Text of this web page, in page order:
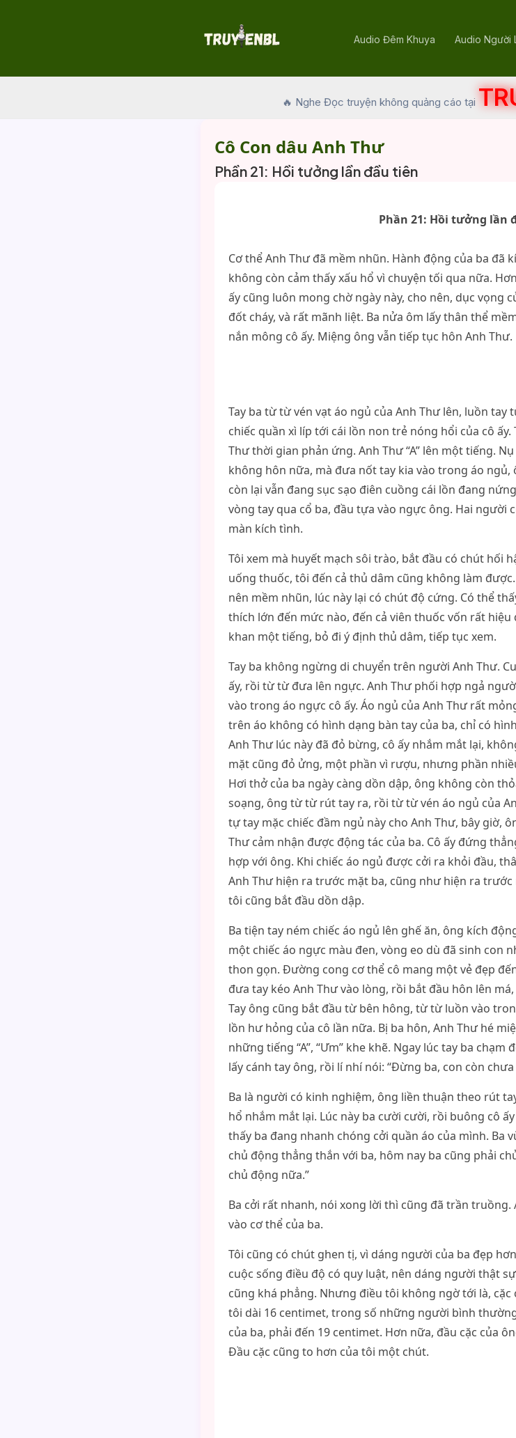
Audio Đêm Khuya Audio Người
🔥 Nghe Đọc truyện không quảng cáo tại
Cô Con dâu Anh Thư
Phần 21: Hồi tưởng lần đầu tiên
Phần 21: Hồi tưởng lần
Cơ thể Anh Thư đã mềm nhũn. Hành động của ba đã
không còn cảm thấy xấu hổ vì chuyện tối qua nữa.
ấy cũng luôn mong chờ ngày này, cho nên, dục vọng
đốt cháy, và rất mãnh liệt. Ba nửa ôm lấy thân thể
nắn mông cô ấy. Miệng ông vẫn tiếp tục hôn Anh Thư.
Tay ba từ từ vén vạt áo ngủ của Anh Thư lên, luồn
chiếc quần xì líp tới cái lồn non trẻ nóng hổi của cô
Thư thời gian phản ứng. Anh Thư “A” lên một tiếng.
không hôn nữa, mà đưa nốt tay kia vào trong áo
còn lại vẫn đang sục sạo điên cuồng cái lồn đang
vòng tay qua cổ ba, đầu tựa vào ngực ông. Hai người
màn kích tình.
Tôi xem mà huyết mạch sôi trào, bắt đầu có chút hối
uống thuốc, tôi đến cả thủ dâm cũng không làm
nên mềm nhũn, lúc này lại có chút độ cứng. Có thể
thích lớn đến mức nào, đến cả viên thuốc vốn rất
khan một tiếng, bỏ đi ý định thủ dâm, tiếp tục xem.
Tay ba không ngừng di chuyển trên người Anh Thư.
ấy, rồi từ từ đưa lên ngực. Anh Thư phối hợp ngả
vào trong áo ngực cô ấy. Áo ngủ của Anh Thư rất
trên áo không có hình dạng bàn tay của ba, chỉ có
Anh Thư lúc này đã đỏ bừng, cô ấy nhắm mắt lại,
mặt cũng đỏ ửng, một phần vì rượu, nhưng phần
Hơi thở của ba ngày càng dồn dập, ông không còn
soạng, ông từ từ rút tay ra, rồi từ từ vén áo ngủ của
tự tay mặc chiếc đầm ngủ này cho Anh Thư, bây giờ,
Thư cảm nhận được động tác của ba. Cô ấy đứng
hợp với ông. Khi chiếc áo ngủ được cởi ra khỏi đầu,
Anh Thư hiện ra trước mặt ba, cũng như hiện ra
tôi cũng bắt đầu dồn dập.
Ba tiện tay ném chiếc áo ngủ lên ghế ăn, ông kích
một chiếc áo ngực màu đen, vòng eo dù đã sinh con
thon gọn. Đường cong cơ thể cô mang một vẻ đẹp
đưa tay kéo Anh Thư vào lòng, rồi bắt đầu hôn lên
Tay ông cũng bắt đầu từ bên hông, từ từ luồn vào
lồn hư hỏng của cô lần nữa. Bị ba hôn, Anh Thư hé
những tiếng “A”, “Ưm” khe khẽ. Ngay lúc tay ba
lấy cánh tay ông, rồi lí nhí nói: “Đừng ba, con còn
Ba là người có kinh nghiệm, ông liền thuận theo rút
hổ nhắm mắt lại. Lúc này ba cười cười, rồi buông cô
thấy ba đang nhanh chóng cởi quần áo của mình. Ba
chủ động thẳng thắn với ba, hôm nay ba cũng phải
chủ động nữa.”
Ba cởi rất nhanh, nói xong lời thì cũng đã trần
vào cơ thể của ba.
Tôi cũng có chút ghen tị, vì dáng người của ba đẹp
cuộc sống điều độ có quy luật, nên dáng người thật
cũng khá phẳng. Nhưng điều tôi không ngờ tới là, cặc
tôi dài 16 centimet, trong số những người bình
của ba, phải đến 19 centimet. Hơn nữa, đầu cặc của
Đầu cặc cũng to hơn của tôi một chút.